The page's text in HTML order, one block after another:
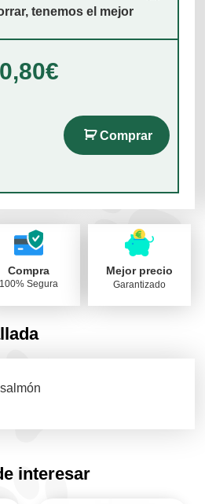
tenemos el mejor
0,80€
Comprar
Compra
100% Segura
Mejor precio
Garantizado
interesar